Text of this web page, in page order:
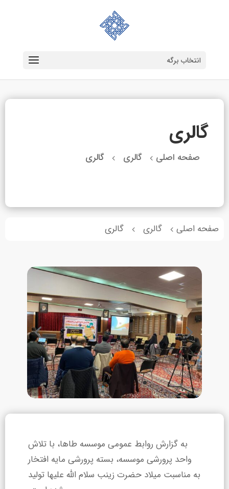
انتخاب برگه
گالری
صفحه اصلی 4 گالری 4 گالری
صفحه اصلی 4 گالری 4 گالری
به گزارش روابط عمومی موسسه طاها، با تلاش
واحد پرورشی موسسه، بسته پرورشی مایه افتخار
به مناسبت میلاد حضرت زینب سلام الله علیها تولید